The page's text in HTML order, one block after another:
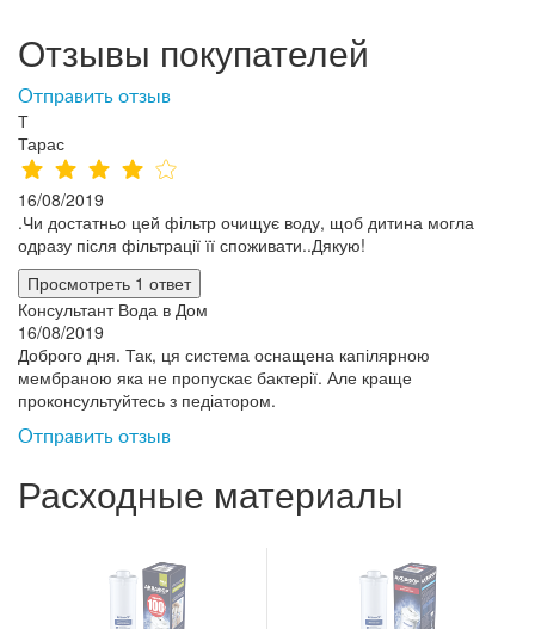
Отзывы покупателей
Отправить отзыв
Т
Тарас
16/08/2019
.Чи достатньо цей фільтр очищує воду, щоб дитина могла
одразу після фільтрації її споживати..Дякую!
Просмотреть 1 ответ
Консультант Вода в Дом
16/08/2019
Доброго дня. Так, ця система оснащена капілярною
мембраною яка не пропускає бактерії. Але краще
проконсультуйтесь з педіатором.
Отправить отзыв
Расходные материалы